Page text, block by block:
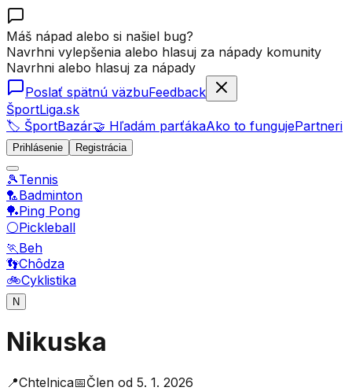
Máš nápad alebo si našiel bug?
Navrhni vylepšenia alebo hlasuj za nápady komunity
Navrhni alebo hlasuj za nápady
Poslať spätnú väzbuFeedback
ŠportLiga.sk
🏷️ ŠportBazár🤝 Hľadám parťákaAko to fungujePartneri
Prihlásenie Registrácia
🎾Tennis
🏸Badminton
🏓Ping Pong
⚪Pickleball
🏃Beh
👣Chôdza
🚲Cyklistika
N
Nikuska
📍Chtelnica📅Člen od 5. 1. 2026